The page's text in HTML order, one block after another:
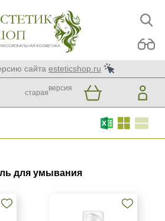
сайта esteticshop.ru
старая
версия
для умывания